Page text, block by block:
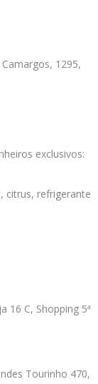
1295,
exclusivos:
citrus, refrigerante
16 C, Shopping 5ª
Tourinho 470,